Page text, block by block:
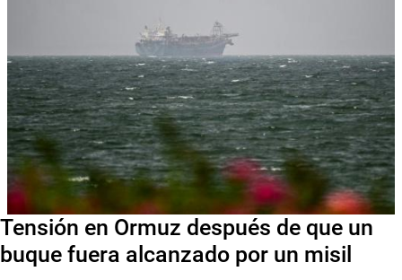
Tensión en Ormuz después de que un
buque fuera alcanzado por un misil